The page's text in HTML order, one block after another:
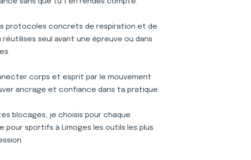
protocoles concrets de respiration et de
réutilises seul avant une épreuve ou dans
corps et esprit par le mouvement
ancrage et confiance dans ta pratique.
blocages, je choisis pour chaque
pour sportifs à Limoges les outils les plus